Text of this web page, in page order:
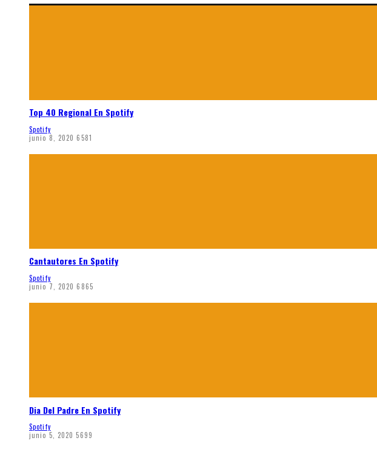
Top 40 Regional En Spotify
Spotify
junio 8, 2020 6581
Cantautores En Spotify
Spotify
junio 7, 2020 6865
Dia Del Padre En Spotify
Spotify
junio 5, 2020 5699